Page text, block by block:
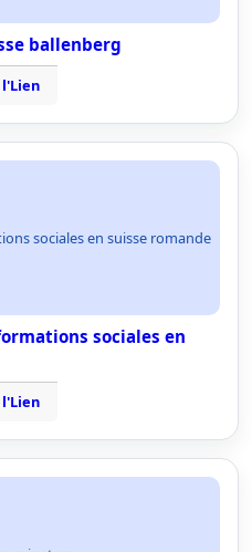
ballenberg
sociales en suisse romande
sociales en